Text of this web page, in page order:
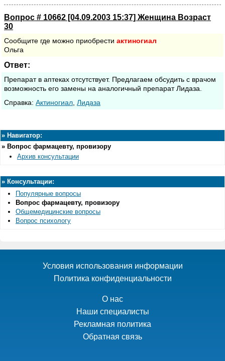
Вопрос # 10662 [04.09.2003 15:37] Женщина Возраст
30
Сообщите где можно приобрести актиногиал
Ольга
Ответ:
Препарат в аптеках отсутствует. Предлагаем обсудить с врачом
возможность его замены на аналогичный препарат Лидаза.
Cправка: Актиногиал Лидаза
» Навигатор:
» Вопрос фармацевту, провизору
Архив консультации
» Консультации:
Популярные вопросы
Вопрос фармацевту, провизору
Общемедицинские вопросы
Вопрос психологу
Условия использования информации
Политика конфиденциальности
О нас
Наши специалисты
Рекламная политика
Обратная связь